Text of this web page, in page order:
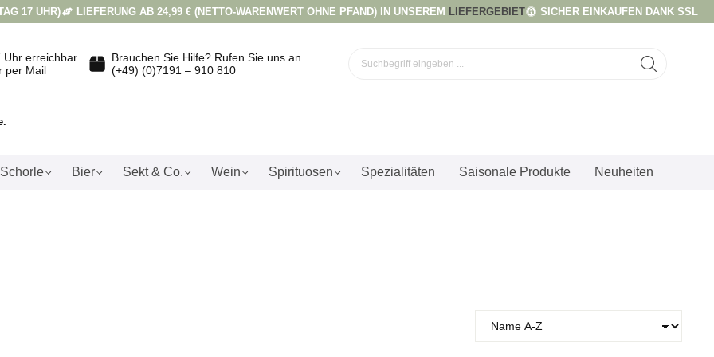
17 UHR) LIEFERUNG AB 24,99 € (NETTO-WARENWERT OHNE PFAND) IN UNSEREM LIEFERGEBIET SICHER EINKAUFEN DANK SSL
erreichbar
per Mail
Brauchen Sie Hilfe? Rufen Sie uns an
(+49) (0)7191 – 910 810
Bier Sekt & Co. Wein Spirituosen Spezialitäten Saisonale Produkte Neuheiten